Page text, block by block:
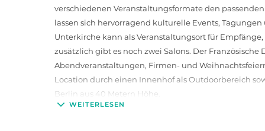
verschiedenen Veranstaltungsformate den
lassen sich hervorragend kulturelle Events,
Unterkirche kann als Veranstaltungsort für
zusätzlich gibt es noch zwei Salons. Der
Abendveranstaltungen, Firmen- und
Location durch einen Innenhof als Outdoorbereich
Berlin aus 40 Metern Höhe.
WEITERLESEN